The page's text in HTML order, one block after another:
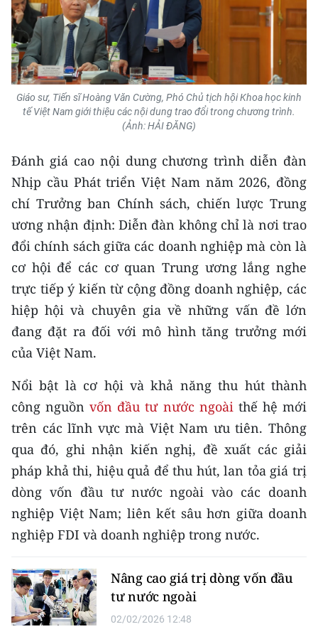
Đồng bằng sông Hồng
Bắc Trung Bộ
Duyên hải Nam Trung Bộ và Tây
Nguyên
Đồng bằng sông Cửu Long
Chuyên trang Hà Nội
Chuyên trang TP. Hồ Chí Minh
CHUYÊN ĐỀ
CÁC CHUYÊN TRANG
VỀ BÁO NHÂN DÂN
NHÂN DÂN CUỐI TUẦN
NHÂN DÂN HẰNG THÁNG
MUA BÁO
ĐỌC BÁO IN
中文
FRANÇAIS
Giáo sư, Tiến sĩ Hoàng Văn Cường, Phó Chủ tịch hội Khoa học kinh
tế Việt Nam giới thiệu các nội dung trao đổi trong chương trình.
(Ảnh: HẢI ĐĂNG)
Đánh giá cao nội dung chương trình diễn đàn
Nhịp cầu Phát triển Việt Nam năm 2026, đồng
chí Trưởng ban Chính sách, chiến lược Trung
ương nhận định: Diễn đàn không chỉ là nơi trao
đổi chính sách giữa các doanh nghiệp mà còn là
cơ hội để các cơ quan Trung ương lắng nghe
trực tiếp ý kiến từ cộng đồng doanh nghiệp, các
hiệp hội và chuyên gia về những vấn đề lớn
đang đặt ra đối với mô hình tăng trưởng mới
của Việt Nam.
Nổi bật là cơ hội và khả năng thu hút thành
công nguồnvốn đầu tư nước ngoàithế hệ mới
trên các lĩnh vực mà Việt Nam ưu tiên. Thông
qua đó, ghi nhận kiến nghị, đề xuất các giải
pháp khả thi, hiệu quả để thu hút, lan tỏa giá trị
dòng vốn đầu tư nước ngoài vào các doanh
nghiệp Việt Nam; liên kết sâu hơn giữa doanh
nghiệp FDI và doanh nghiệp trong nước.
Nâng cao giá trị dòng vốn đầu
tư nước ngoài
02/02/2026 12:48